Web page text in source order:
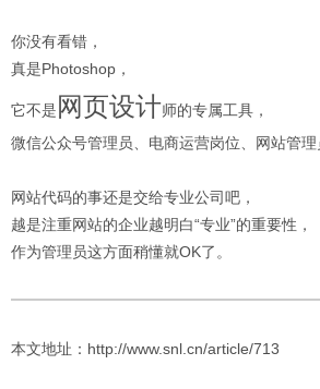
你没有看错，
真是Photoshop，
它不是网页设计师的专属工具，
微信公众号管理员、电商运营岗位、网站管理
网站代码的事还是交给专业公司吧，
越是注重网站的企业越明白“专业”的重要性，
作为管理员这方面稍懂就OK了。
本文地址：http://www.snl.cn/article/713